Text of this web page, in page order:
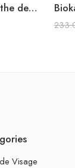
Sexy hair healthy seal the deal 100 ml
Visage